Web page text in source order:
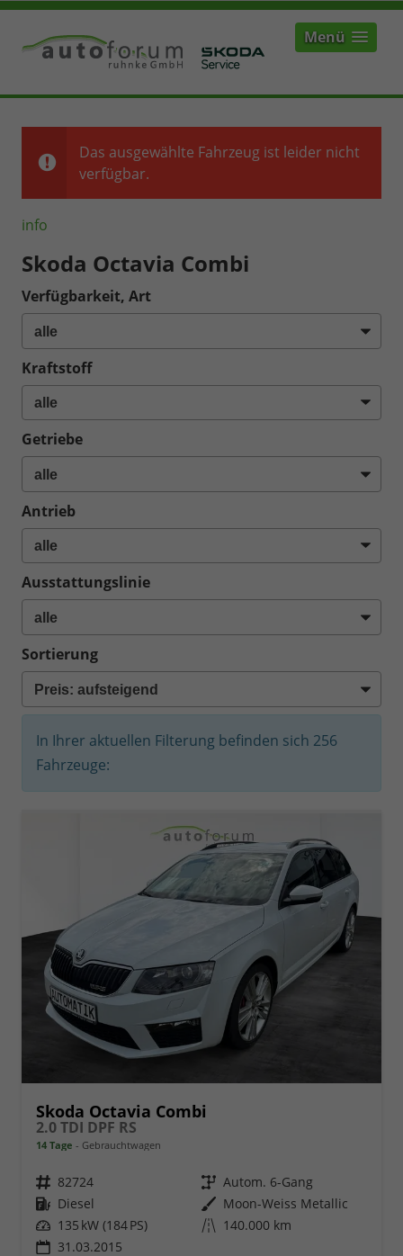
Menü
Das ausgewählte Fahrzeug ist leider nicht
verfügbar.
info
Skoda Octavia Combi
Verfügbarkeit, Art
Kraftstoff
Getriebe
Antrieb
Ausstattungslinie
Sortierung
In Ihrer aktuellen Filterung befinden sich 256
Fahrzeuge:
Skoda Octavia Combi
2.0 TDI DPF RS
14 Tage Gebrauchtwagen
Fahrzeugnr. 82724 Getriebe Autom. 6-Gang
Kraftstoff Diesel Außenfarbe Moon-Weiss Metallic
Leistung 135 kW (184 PS) Kilometerstand 140.000 km
31.03.2015